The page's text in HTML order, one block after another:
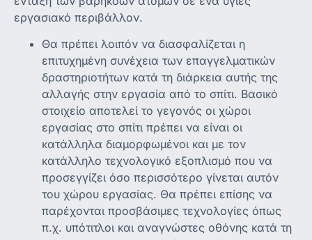
εργασιακό περιβάλλον.
Θα πρέπει λοιπόν να διασφαλίζεται η
επιτυχημένη συνέχεια των επαγγελματικών
δραστηριοτήτων κατά τη διάρκεια αυτής της
αλλαγής στην εργασία από το σπίτι. Βασικό
στοιχείο αποτελεί το γεγονός οι χώροι
εργασίας στο σπίτι πρέπει να είναι οι
κατάλληλα διαμορφωμένοι και με τον
κατάλληλο τεχνολογικό εξοπλισμό που να
προσεγγίζει όσο περισσότερο γίνεται αυτόν
του χώρου εργασίας. Θα πρέπει επίσης να
παρέχονται προσβάσιμες τεχνολογίες όπως
π.χ. υπότιτλοι και αναγνώστες οθόνης κατά τη